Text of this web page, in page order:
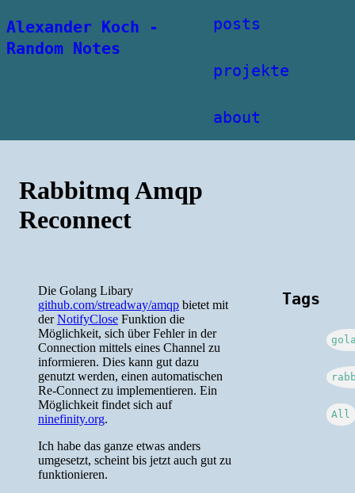
Alexander Koch -
Random Notes
posts
projekte
about
Rabbitmq Amqp
Reconnect
Die Golang Libary
github.com/streadway/amqp bietet mit
derNotifyClose Funktion die
Möglichkeit, sich über Fehler in der
Connection mittels eines Channel zu
informieren. Dies kann gut dazu
genutzt werden, einen automatischen
Re-Connect zu implementieren. Ein
Möglichkeit findet sich auf
ninefinity.org.
Ich habe das ganze etwas anders
umgesetzt, scheint bis jetzt auch gut zu
funktionieren.
Tags
All